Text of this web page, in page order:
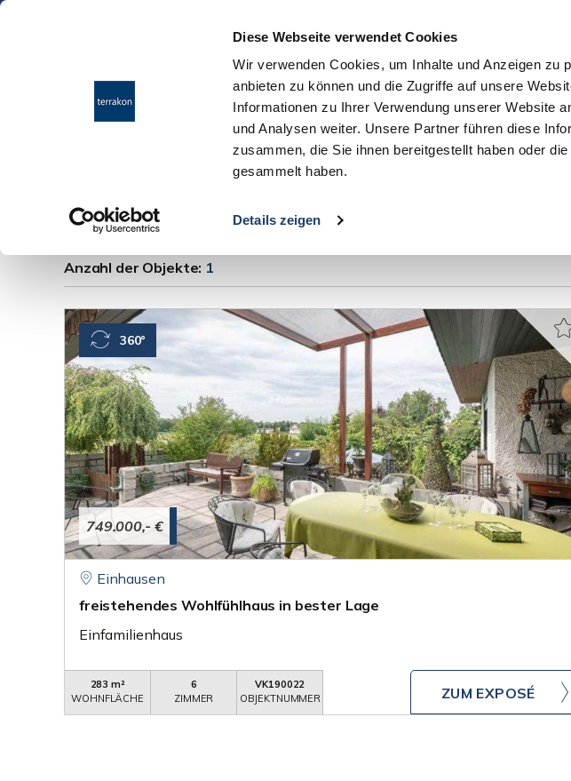
Diese Webseite verwendet Cookies
Wir verwenden Cookies, um Inhalte und Anzeigen zu
anbieten zu können und die Zugriffe auf unsere
Informationen zu Ihrer Verwendung unserer Website
und Analysen weiter. Unsere Partner führen diese
zusammen, die Sie ihnen bereitgestellt haben oder
gesammelt haben.
Details zeigen
START IMMOBILIEN
Immobilien Einhausen
Anzahl der Objekte: 1
749.000,- €
360°
Einhausen
freistehendes Wohlfühlhaus in bester Lage
Einfamilienhaus
283 m²
WOHNFLÄCHE
6
ZIMMER
VK190022
OBJEKTNUMMER
ZUM EXPOSÉ